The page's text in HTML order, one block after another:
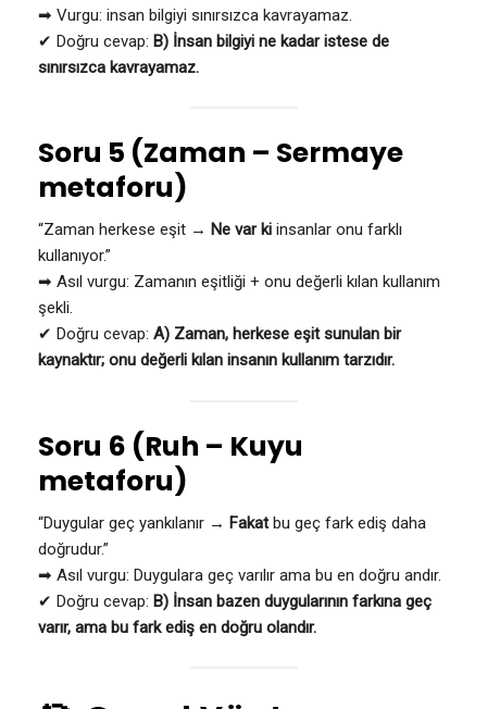
➡ Vurgu: insan bilgiyi sınırsızca kavrayamaz.
✔ Doğru cevap: B) İnsan bilgiyi ne kadar istese de
sınırsızca kavrayamaz.
Soru 5 (Zaman – Sermaye
metaforu)
“Zaman herkese eşit → Ne var ki insanlar onu farklı
kullanıyor.”
➡ Asıl vurgu: Zamanın eşitliği + onu değerli kılan kullanım
şekli.
✔ Doğru cevap: A) Zaman, herkese eşit sunulan bir
kaynaktır; onu değerli kılan insanın kullanım tarzıdır.
Soru 6 (Ruh – Kuyu
metaforu)
“Duygular geç yankılanır → Fakatbu geç fark ediş daha
doğrudur.”
➡ Asıl vurgu: Duygulara geç varılır ama bu en doğru andır.
✔ Doğru cevap: B) İnsan bazen duygularının farkına geç
varır, ama bu fark ediş en doğru olandır.